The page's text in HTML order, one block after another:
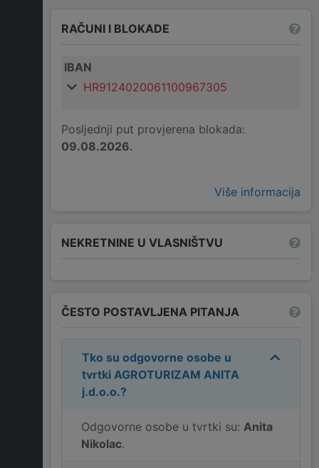
RAČUNI I BLOKADE
IBAN
HR9124020061100967305
Posljednji put provjerena blokada:
09.08.2026.
Više informacija
NEKRETNINE U VLASNIŠTVU
ČESTO POSTAVLJENA PITANJA
Tko su odgovorne osobe u
tvrtki AGROTURIZAM ANITA
j.d.o.o.?
Odgovorne osobe u tvrtki su: Anita
Nikolac.